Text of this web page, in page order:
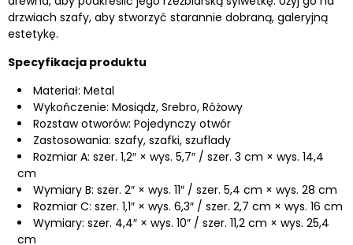
drzwiach szafy, aby stworzyć starannie dobraną, galeryjną
estetykę.
Specyfikacja produktu
Materiał: Metal
Wykończenie: Mosiądz, Srebro, Różowy
Rozstaw otworów: Pojedynczy otwór
Zastosowania: szafy, szafki, szuflady
Rozmiar A: szer. 1,2″ × wys. 5,7″ / szer. 3 cm × wys. 14,4
cm
Wymiary B: szer. 2″ × wys. 11″ / szer. 5,4 cm × wys. 28 cm
Rozmiar C: szer. 1,1″ × wys. 6,3″ / szer. 2,7 cm × wys. 16 cm
Wymiary: szer. 4,4″ × wys. 10″ / szer. 11,2 cm × wys. 25,4
cm